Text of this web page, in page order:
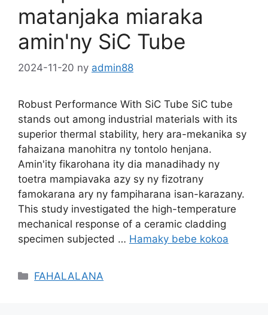
matanjaka miaraka
amin'ny SiC Tube
2024-11-20 ny admin88
Robust Performance With SiC Tube SiC tube
stands out among industrial materials with its
superior thermal stability, hery ara-mekanika sy
fahaizana manohitra ny tontolo henjana.
Amin'ity fikarohana ity dia manadihady ny
toetra mampiavaka azy sy ny fizotrany
famokarana ary ny fampiharana isan-karazany.
This study investigated the high-temperature
mechanical response of a ceramic cladding
specimen subjected … Hamaky bebe kokoa
Sokajy
FAHALALANA